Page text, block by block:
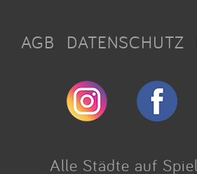
AGB DATENSCHUTZ
Alle Städte auf